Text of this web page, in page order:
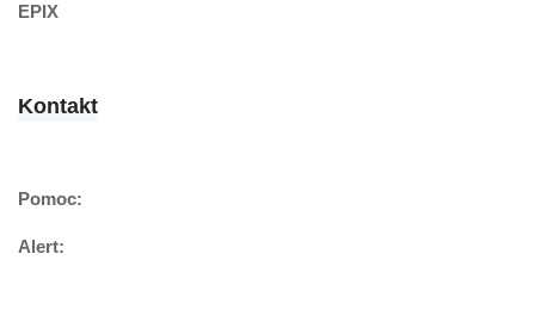
EPIX
Kontakt
Pomoc:
Alert: